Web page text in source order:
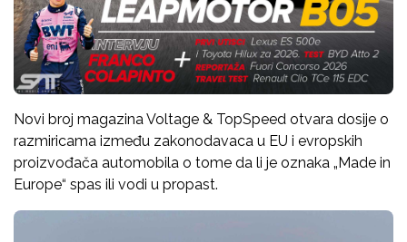
Novi broj magazina Voltage & TopSpeed otvara dosije o
razmiricama između zakonodavaca u EU i evropskih
proizvođača automobila o tome da li je oznaka „Made in
Europe“ spas ili vodi u propast.